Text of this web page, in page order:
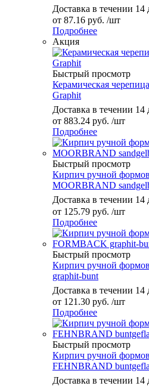
Доставка в течении 14
от 87.16 руб. /шт
Подробнее
Акция
Быстрый просмотр
Керамическая
Graphit
Доставка в течении 14
от 883.24 руб. /шт
Подробнее
Быстрый просмотр
Кирпич ручной
MOORBRAND
Доставка в течении 14
от 125.79 руб. /шт
Подробнее
Быстрый просмотр
Кирпич ручной
graphit-bunt
Доставка в течении 14
от 121.30 руб. /шт
Подробнее
Быстрый просмотр
Кирпич ручной
FEHNBRAND
Доставка в течении 14